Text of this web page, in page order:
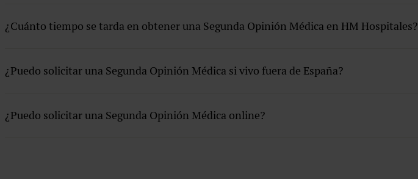
Investigación
¿Cuánto tiempo se tarda en obtener una Segunda Opinión Médica en HM Hospitales?
¿Puedo solicitar una Segunda Opinión Médica si vivo fuera de España?
¿Puedo solicitar una Segunda Opinión Médica online?